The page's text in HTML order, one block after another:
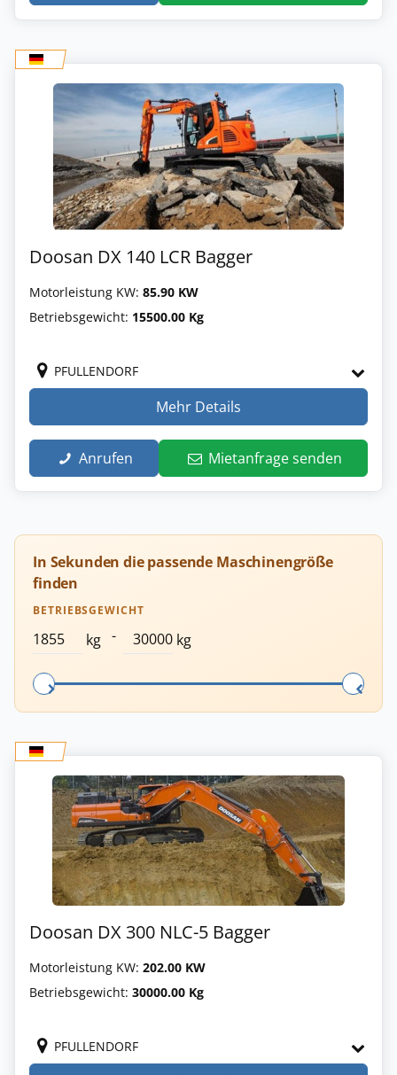
Doosan DX 140 LCR Bagger
Motorleistung KW: 85.90 KW
Betriebsgewicht: 15500.00 Kg
PFULLENDORF
Mehr Details
Anrufen Mietanfrage senden
In Sekunden die passende Maschinengröße
finden
BETRIEBSGEWICHT
kg - kg
Doosan DX 300 NLC-5 Bagger
Motorleistung KW: 202.00 KW
Betriebsgewicht: 30000.00 Kg
PFULLENDORF